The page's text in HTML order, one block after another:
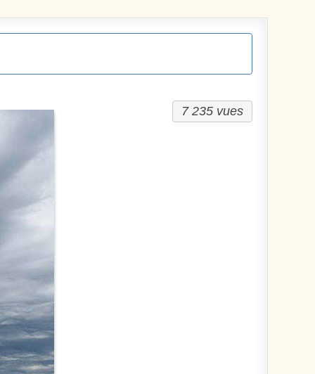
7 235 vues